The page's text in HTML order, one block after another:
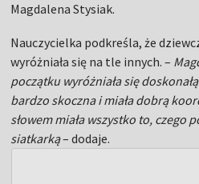
Magdalena Stysiak.
Nauczycielka podkreśla, że
wyróżniała się na tle innych. –
początku wyróżniała się
bardzo skoczna i miała dobrą
słowem miała wszystko to, czego
siatkarką– dodaje.